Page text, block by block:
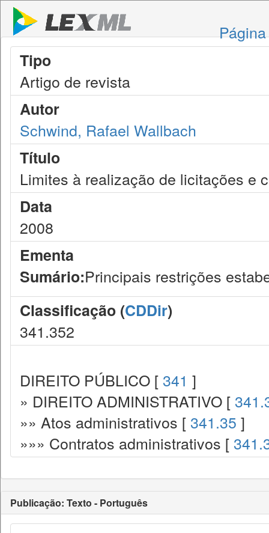
Tipo
Artigo de revista
Autor
Schwind, Rafael Wallbach
Título
Limites à realização de licitações e
Data
2008
Ementa
Sumário:Principais restrições
Classificação (CDDir)
341.352
DIREITO PÚBLICO [ 341 ]
» DIREITO ADMINISTRATIVO [
»» Atos administrativos [ 341.35 ]
»»» Contratos administrativos [
Publicação: Texto - Português